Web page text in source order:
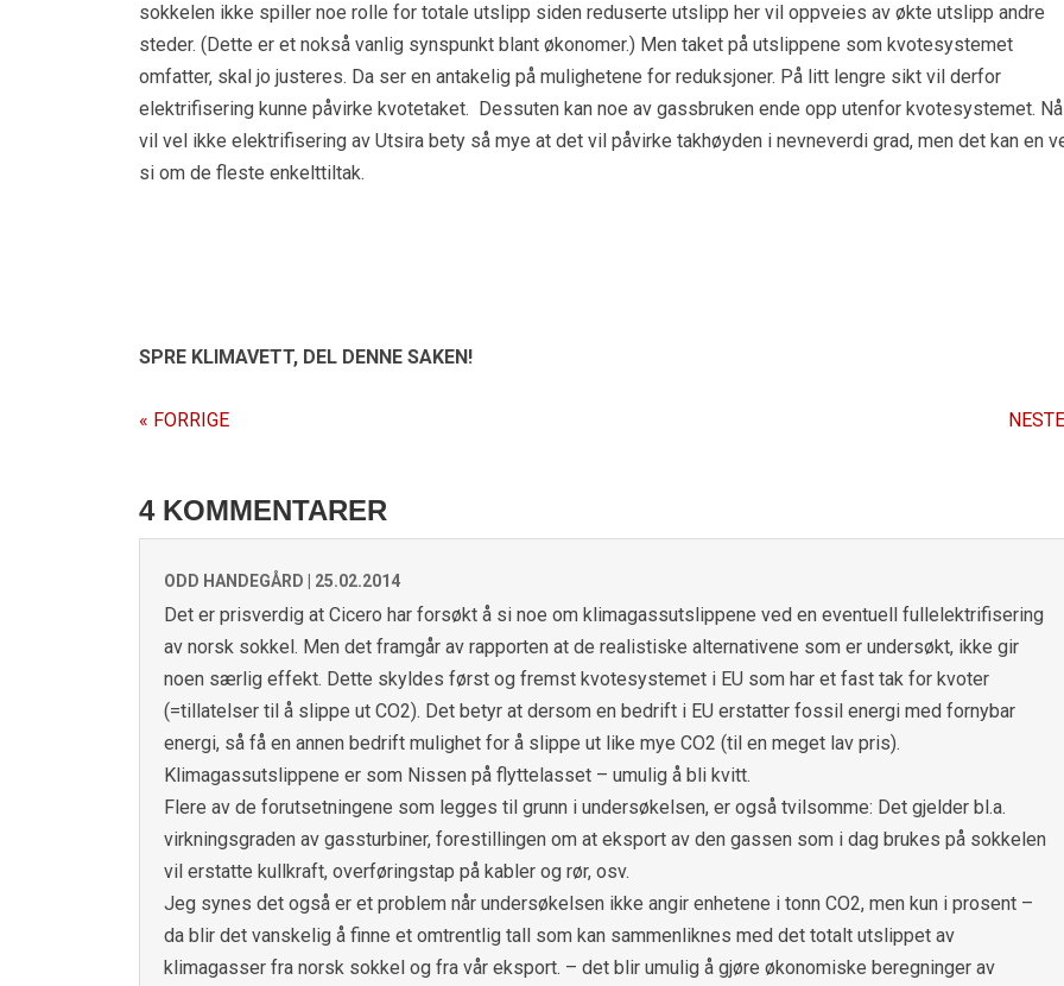
sokkelen ikke spiller noe rolle for totale utslipp siden reduserte utslipp her vil oppveies av økte utslipp andre
steder. (Dette er et nokså vanlig synspunkt blant økonomer.) Men taket på utslippene som kvotesystemet
omfatter, skal jo justeres. Da ser en antakelig på mulighetene for reduksjoner. På litt lengre sikt vil derfor
elektrifisering kunne påvirke kvotetaket. Dessuten kan noe av gassbruken ende opp utenfor kvotesystemet. Nå
vil vel ikke elektrifisering av Utsira bety så mye at det vil påvirke takhøyden i nevneverdi grad, men det kan en
si om de fleste enkelttiltak.
SPRE KLIMAVETT, DEL DENNE SAKEN!
« FORRIGE
4 KOMMENTARER
ODD HANDEGÅRD | 25.02.2014
Det er prisverdig at Cicero har forsøkt å si noe om klimagassutslippene ved en eventuell fullelektrifisering
av norsk sokkel. Men det framgår av rapporten at de realistiske alternativene som er undersøkt, ikke gir
noen særlig effekt. Dette skyldes først og fremst kvotesystemet i EU som har et fast tak for kvoter
(=tillatelser til å slippe ut CO2). Det betyr at dersom en bedrift i EU erstatter fossil energi med fornybar
energi, så få en annen bedrift mulighet for å slippe ut like mye CO2 (til en meget lav pris).
Klimagassutslippene er som Nissen på flyttelasset – umulig å bli kvitt.
Flere av de forutsetningene som legges til grunn i undersøkelsen, er også tvilsomme: Det gjelder bl.a.
virkningsgraden av gassturbiner, forestillingen om at eksport av den gassen som i dag brukes på sokkelen
vil erstatte kullkraft, overføringstap på kabler og rør, osv.
Jeg synes det også er et problem når undersøkelsen ikke angir enhetene i tonn CO2, men kun i prosent –
da blir det vanskelig å finne et omtrentlig tall som kan sammenliknes med det totalt utslippet av
klimagasser fra norsk sokkel og fra vår eksport. – det blir umulig å gjøre økonomiske beregninger av